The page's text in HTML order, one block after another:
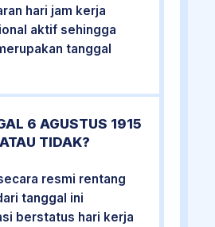
hari jam kerja
aktif sehingga
tanggal
6 AGUSTUS 1915
TIDAK?
resmi rentang
tanggal ini
berstatus hari kerja